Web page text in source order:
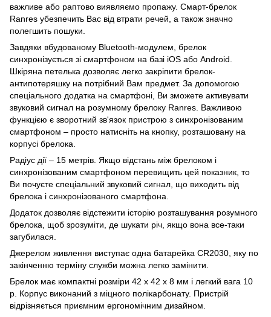
важливе або раптово виявляємо пропажу. Смарт-брелок
Ranres убезпечить Вас від втрати речей, а також значно
полегшить пошуки.
Завдяки вбудованому Bluetooth-модулем, брелок
синхронізується зі смартфоном на базі iOS або Android.
Шкіряна петелька дозволяє легко закріпити брелок-
антипотеряшку на потрібний Вам предмет. За допомогою
спеціального додатка на смартфоні, Ви зможете активувати
звуковий сигнал на розумному брелоку Ranres. Важливою
функцією є зворотний зв'язок пристрою з синхронізованим
смартфоном – просто натисніть на кнопку, розташовану на
корпусі брелока.
Радіус дії – 15 метрів. Якщо відстань між брелоком і
синхронізованим смартфоном перевищить цей показник, то
Ви почуєте спеціальний звуковий сигнал, що виходить від
брелока і синхронізованого смартфона.
Додаток дозволяє відстежити історію розташування розумного
брелока, щоб зрозуміти, де шукати річ, якщо вона все-таки
загубилася.
Джерелом живлення виступає одна батарейка CR2030, яку по
закінченню терміну служби можна легко замінити.
Брелок має компактні розміри 42 x 42 x 8 мм і легкий вага 10
р. Корпус виконаний з міцного полікарбонату. Пристрій
відрізняється приємним ергономічним дизайном.